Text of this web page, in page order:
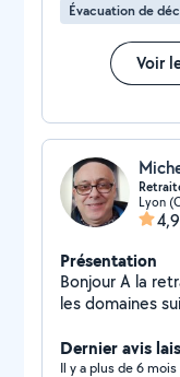
Évacuation de
Voir
Lyon
Présentation
Bonjour A la
les domaines
montage de
Dernier avis
Il y a plus de 6 mois